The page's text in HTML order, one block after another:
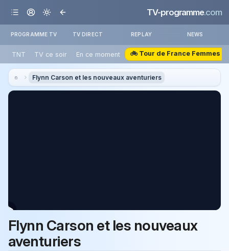
TV-programme.com
PROGRAMME TV TV DIRECT REPLAY NEWS
TNT TV ce soir En ce moment 🚲 Tour de France Femmes
Flynn Carson et les nouveaux aventuriers
Flynn Carson et les nouveaux
aventuriers